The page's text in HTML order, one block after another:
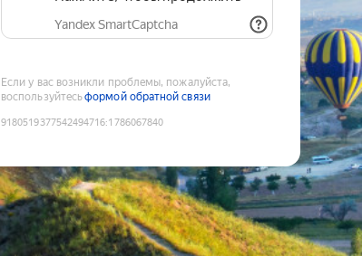
Yandex SmartCaptcha
Если у вас возникли проблемы, пожалуйста,
воспользуйтесьформой обратной связи
9180519377542494716:1786067840